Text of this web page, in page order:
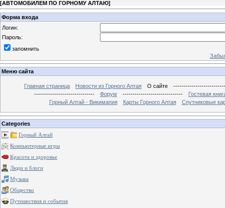
[АВТОМОБИЛЕМ ПО ГОРНОМУ АЛТАЮ]
Форма входа
Логин:
Пароль:
запомнить
Меню сайта
Главная страница Новости из Горного Алтая О сайте
------------------------------
Форум ------------------------------
Гостевая
Горный Алтай - Викимапия
Карты Горного Алтая Спутниковые
Categories
Горный Алтай
Компьютерные игры
Красота и здоровье
Люди и блоги
Музыка
Общество
Путешествия и события